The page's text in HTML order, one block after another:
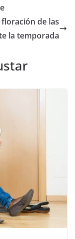
de las
la temporada